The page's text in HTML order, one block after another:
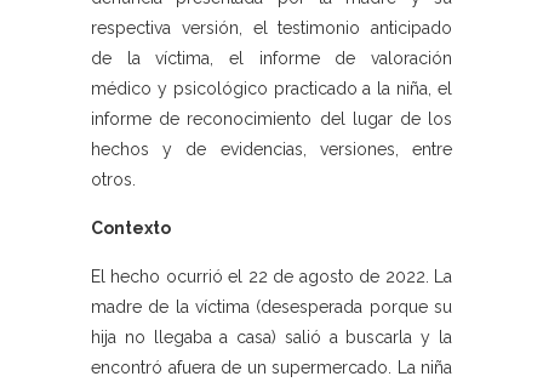
respectiva versión, el testimonio anticipado
de la víctima, el informe de valoración
médico y psicológico practicado a la niña, el
informe de reconocimiento del lugar de los
hechos y de evidencias, versiones, entre
otros.
Contexto
El hecho ocurrió el 22 de agosto de 2022. La
madre de la víctima (desesperada porque su
hija no llegaba a casa) salió a buscarla y la
encontró afuera de un supermercado. La niña